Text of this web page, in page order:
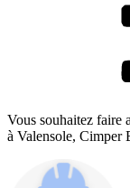
Vous souhaitez faire
à Valensole, Cimper